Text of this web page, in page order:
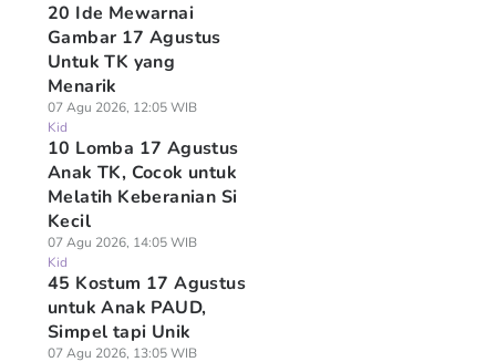
20 Ide Mewarnai
Gambar 17 Agustus
Untuk TK yang
Menarik
07 Agu 2026, 12:05 WIB
Kid
10 Lomba 17 Agustus
Anak TK, Cocok untuk
Melatih Keberanian Si
Kecil
07 Agu 2026, 14:05 WIB
Kid
45 Kostum 17 Agustus
untuk Anak PAUD,
Simpel tapi Unik
07 Agu 2026, 13:05 WIB